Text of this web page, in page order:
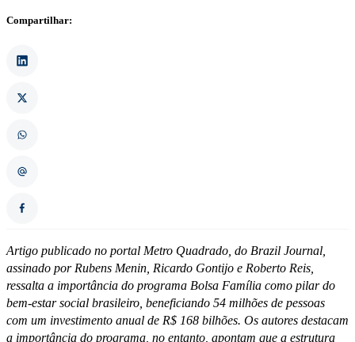
Compartilhar:
Artigo publicado no portal Metro Quadrado, do Brazil Journal,
assinado por Rubens Menin, Ricardo Gontijo e Roberto Reis,
ressalta a importância do programa Bolsa Família como pilar do
bem-estar social brasileiro, beneficiando 54 milhões de pessoas
com um investimento anual de R$ 168 bilhões. Os autores destacam
a importância do programa, no entanto, apontam que a estrutura